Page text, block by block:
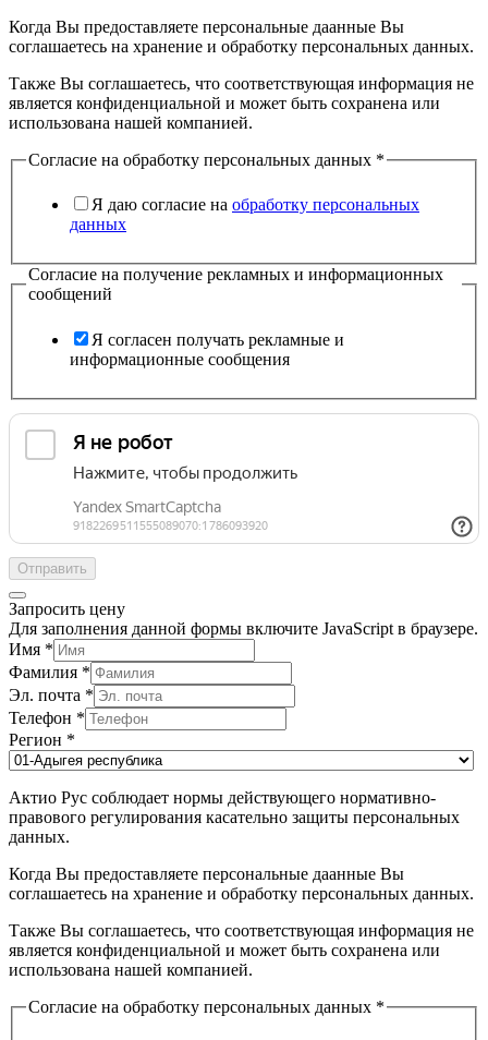
Когда Вы предоставляете персональные даанные Вы
соглашаетесь на хранение и обработку персональных данных.
Также Вы соглашаетесь, что соответствующая информация не
является конфиденциальной и может быть сохранена или
использована нашей компанией.
Согласие на обработку персональных данных *
Я даю согласие на обработку персональных
данных
Согласие на получение рекламных и информационных
сообщений
Я согласен получать рекламные и
информационные сообщения
Отправить
Запросить цену
Для заполнения данной формы включите JavaScript в браузере.
Имя *
Фамилия *
Эл. почта *
Телефон *
Регион *
Актио Рус соблюдает нормы действующего нормативно-
правового регулирования касательно защиты персональных
данных.
Когда Вы предоставляете персональные даанные Вы
соглашаетесь на хранение и обработку персональных данных.
Также Вы соглашаетесь, что соответствующая информация не
является конфиденциальной и может быть сохранена или
использована нашей компанией.
Согласие на обработку персональных данных *